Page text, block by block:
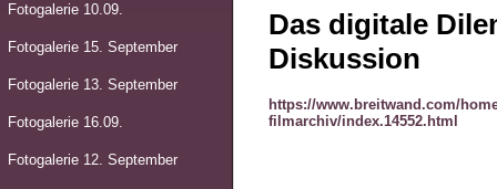
Fotogalerie 10.09.
Fotogalerie 15. September
Fotogalerie 13. September
Fotogalerie 16.09.
Fotogalerie 12. September
Das digitale
Diskussion
https://www.breitwand.com/
filmarchiv/index.14552.html